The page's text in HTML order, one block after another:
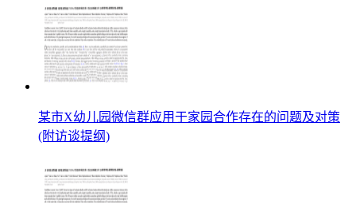
某市X幼儿园微信群应用于家园合作存在的问题及对策
(附访谈提纲)